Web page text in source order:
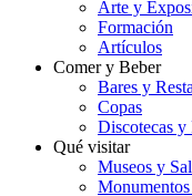
Arte y
Formación
Artículos
Comer y Beber
Bares y
Copas
Discotecas y
Qué visitar
Museos y